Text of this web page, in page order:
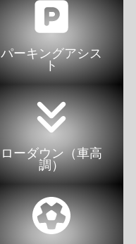
パーキングアシス
ト
ローダウン（車高
調）